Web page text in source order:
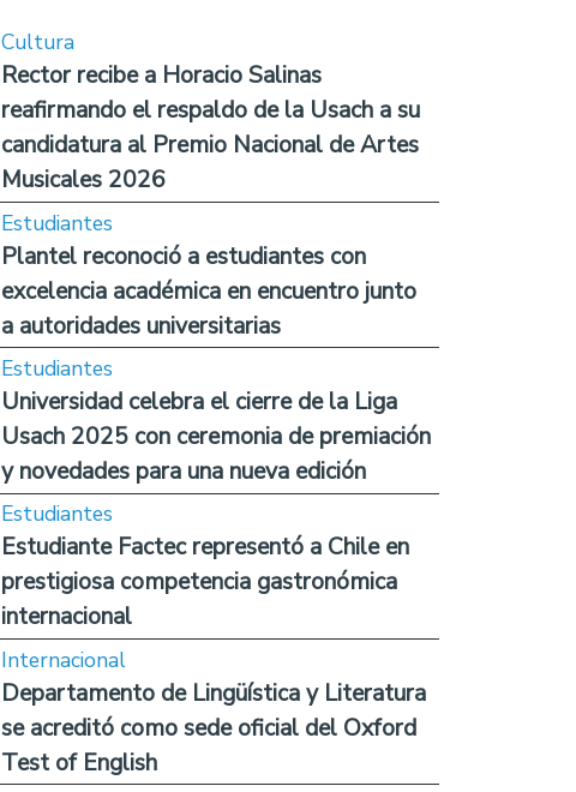
Cultura
Rector recibe a Horacio Salinas
reafirmando el respaldo de la Usach a su
candidatura al Premio Nacional de Artes
Musicales 2026
Estudiantes
Plantel reconoció a estudiantes con
excelencia académica en encuentro junto
a autoridades universitarias
Estudiantes
Universidad celebra el cierre de la Liga
Usach 2025 con ceremonia de premiación
y novedades para una nueva edición
Estudiantes
Estudiante Factec representó a Chile en
prestigiosa competencia gastronómica
internacional
Internacional
Departamento de Lingüística y Literatura
se acreditó como sede oficial del Oxford
Test of English